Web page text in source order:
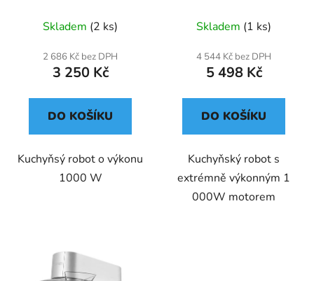
Skladem (2 ks)
2 686 Kč bez DPH
3 250 Kč
DO KOŠÍKU
Kuchyňsý robot o výkonu
1000 W
Skladem (1 ks)
4 544 Kč bez DPH
5 498 Kč
DO KOŠÍKU
Kuchyňský robot s
extrémně výkonným 1
000W motorem